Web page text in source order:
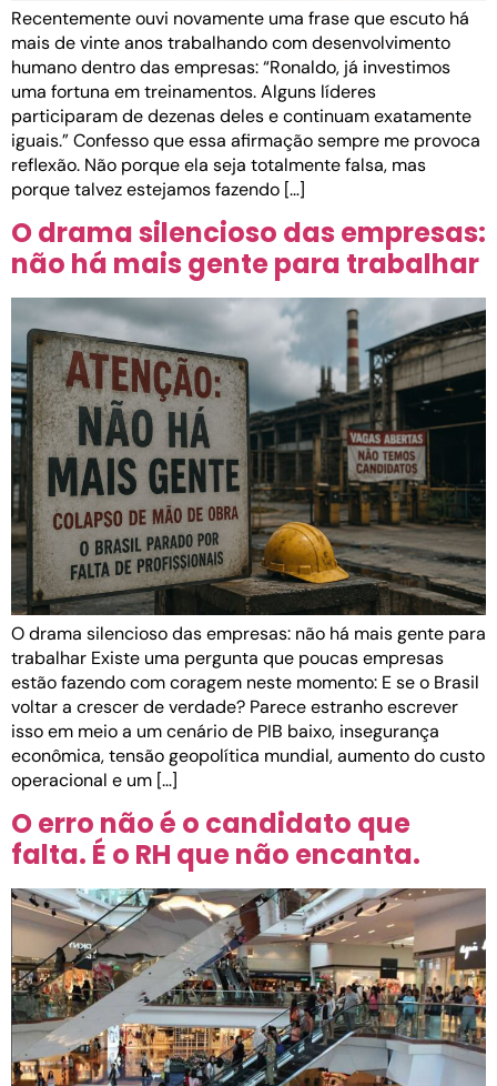
Recentemente ouvi novamente uma frase que escuto há
mais de vinte anos trabalhando com desenvolvimento
humano dentro das empresas: “Ronaldo, já investimos
uma fortuna em treinamentos. Alguns líderes
participaram de dezenas deles e continuam exatamente
iguais.” Confesso que essa afirmação sempre me provoca
reflexão. Não porque ela seja totalmente falsa, mas
porque talvez estejamos fazendo […]
O drama silencioso das empresas:
não há mais gente para trabalhar
O drama silencioso das empresas: não há mais gente para
trabalhar Existe uma pergunta que poucas empresas
estão fazendo com coragem neste momento: E se o Brasil
voltar a crescer de verdade? Parece estranho escrever
isso em meio a um cenário de PIB baixo, insegurança
econômica, tensão geopolítica mundial, aumento do custo
operacional e um […]
O erro não é o candidato que
falta. É o RH que não encanta.